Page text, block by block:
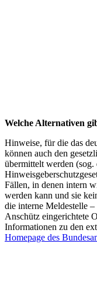
Welche Alternativen
Hinweise, für die das
können auch den
übermittelt werden (sog.
Fällen, in denen intern
werden kann und sie
die interne Meldestelle
Anschütz eingerichtete
Informationen zu den
Homepage des